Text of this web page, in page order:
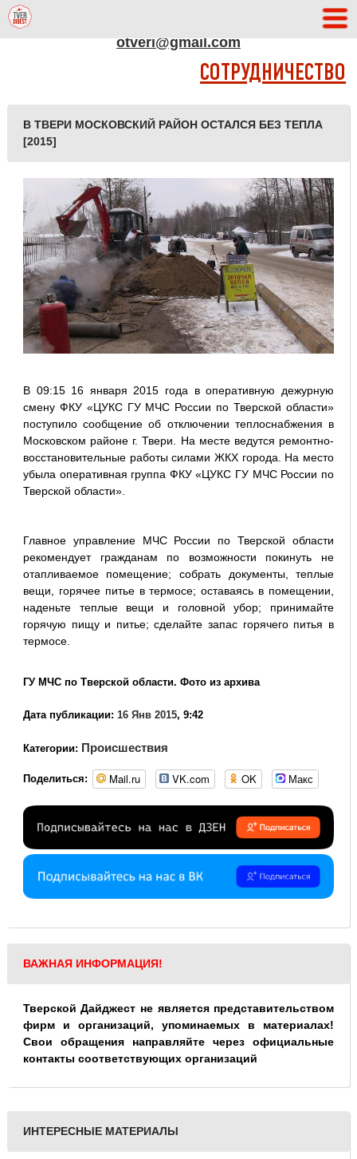
otveri@gmail.com
СОТРУДНИЧЕСТВО
В ТВЕРИ МОСКОВСКИЙ РАЙОН ОСТАЛСЯ БЕЗ ТЕПЛА
[2015]
В 09:15 16 января 2015 года в оперативную дежурную
смену ФКУ «ЦУКС ГУ МЧС России по Тверской области»
поступило сообщение об отключении теплоснабжения в
Московском районе г. Твери. На месте ведутся ремонтно-
восстановительные работы силами ЖКХ города. На место
убыла оперативная группа ФКУ «ЦУКС ГУ МЧС России по
Тверской области».
Главное управление МЧС России по Тверской области
рекомендует гражданам по возможности покинуть не
отапливаемое помещение; собрать документы, теплые
вещи, горячее питье в термосе; оставаясь в помещении,
наденьте теплые вещи и головной убор; принимайте
горячую пищу и питье; сделайте запас горячего питья в
термосе.
ГУ МЧС по Тверской области. Фото из архива
Дата публикации: 16 Янв 2015, 9:42
Категории: Происшествия
Поделиться: Mail.ru VK.com OK Макс
ВАЖНАЯ ИНФОРМАЦИЯ!
Тверской Дайджест не является представительством
фирм и организаций, упоминаемых в материалах!
Свои обращения направляйте через официальные
контакты соответствующих организаций
ИНТЕРЕСНЫЕ МАТЕРИАЛЫ